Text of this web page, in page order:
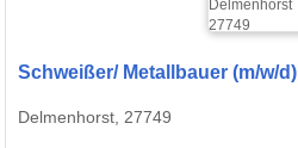
Schweißer/ Metallbauer (m/w/d)
Delmenhorst, 27749